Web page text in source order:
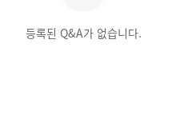
등록된 Q&A가 없습니다.